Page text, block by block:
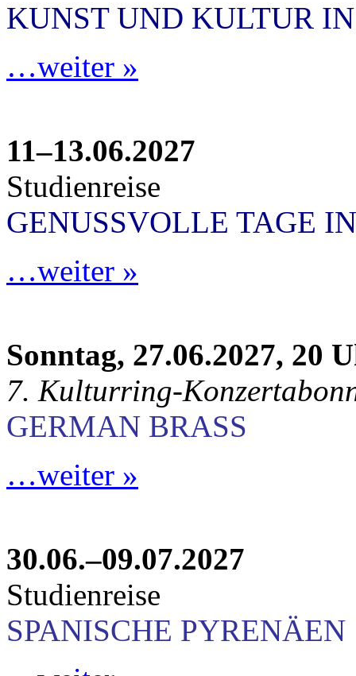
KUNST UND KULTUR
…weiter »
11–13.06.2027
Studienreise
GENUSSVOLLE TAGE
…weiter »
Sonntag, 27.06.2027, 20
7. Kulturring-
GERMAN BRASS
…weiter »
30.06.–09.07.2027
Studienreise
SPANISCHE PYRENÄEN